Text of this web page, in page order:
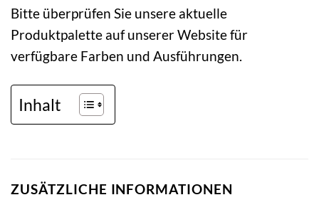
Bitte überprüfen Sie unsere aktuelle
Produktpalette auf unserer Website für
verfügbare Farben und Ausführungen.
Inhalt
ZUSÄTZLICHE INFORMATIONEN